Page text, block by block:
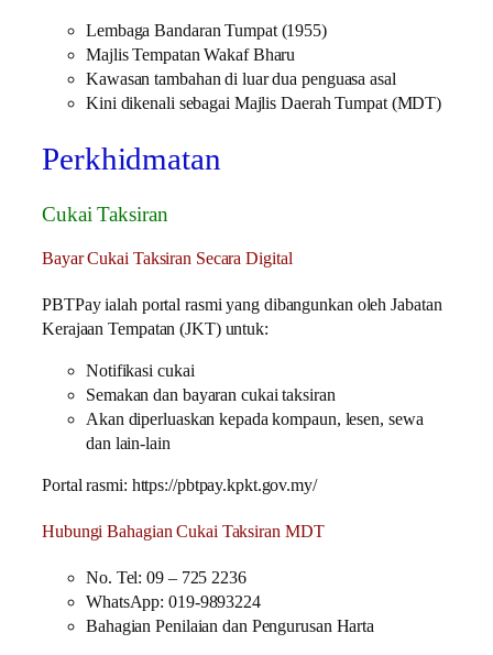
Lembaga Bandaran Tumpat (1955)
Majlis Tempatan Wakaf Bharu
Kawasan tambahan di luar dua penguasa asal
Kini dikenali sebagai Majlis Daerah Tumpat (MDT)
Perkhidmatan
Cukai Taksiran
Bayar Cukai Taksiran Secara Digital
PBTPay ialah portal rasmi yang dibangunkan oleh Jabatan
Kerajaan Tempatan (JKT) untuk:
Notifikasi cukai
Semakan dan bayaran cukai taksiran
Akan diperluaskan kepada kompaun, lesen, sewa
dan lain-lain
Portal rasmi: https://pbtpay.kpkt.gov.my/
Hubungi Bahagian Cukai Taksiran MDT
No. Tel: 09 – 725 2236
WhatsApp: 019-9893224
Bahagian Penilaian dan Pengurusan Harta